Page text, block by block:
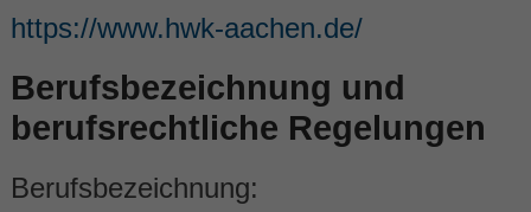
https://www.hwk-aachen.de/
Berufsbezeichnung und
berufsrechtliche Regelungen
Berufsbezeichnung: